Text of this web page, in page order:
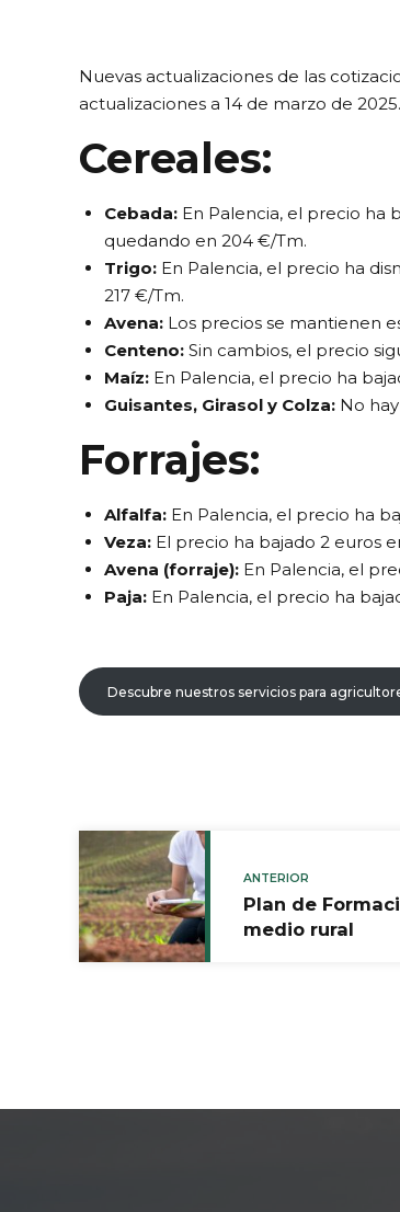
Nuevas actualizaciones de las
actualizaciones a 14 de marzo de 2025.
Cereales:
Cebada:En Palencia, el precio ha
quedando en 204 €/Tm.​
Trigo:En Palencia, el precio ha
217 €/Tm.​
Avena:Los precios se mantienen
Centeno:Sin cambios, el precio
Maíz:En Palencia, el precio ha
Guisantes, Girasol y Colza:No hay
Forrajes:
Alfalfa:En Palencia, el precio ha
Veza:El precio ha bajado 2 euros
Avena (forraje):En Palencia, el
Paja:En Palencia, el precio ha
Descubre nuestros servicios para
ANTERIOR
Plan de
medio rural